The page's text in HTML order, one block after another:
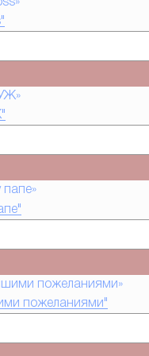
пожеланиями"